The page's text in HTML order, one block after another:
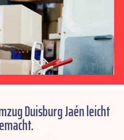
Duisburg Jaén leicht